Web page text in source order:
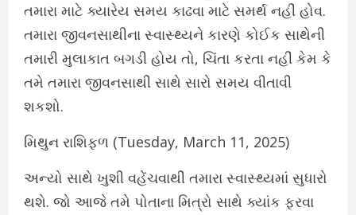
તમારા માટે ક્યારેય સમય કાઢવા માટે સમર્થ નહીં હોવ.
તમારા જીવનસાથીના સ્વાસ્થ્યને કારણે કોઈક સાથેની
તમારી મુલાકાત બગડી હોય તો, ચિંતા કરતા નહીં કેમ કે
તમે તમારા જીવનસાથી સાથે સારો સમય વીતાવી
શકશો.
મિથુન રાશિફળ (Tuesday, March 11, 2025)
અન્યો સાથે ખુશી વહેંચવાથી તમારા સ્વાસ્થ્યમાં સુધારો
થશે. જો આજે તમે પોતાના મિત્રો સાથે ક્યાંક ફરવા